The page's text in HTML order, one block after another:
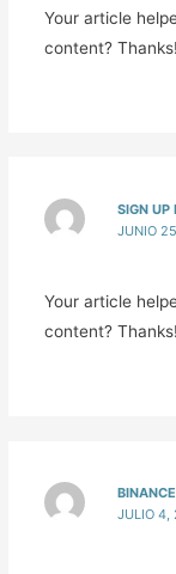
Your article
content? Thanks!
SIGN UP
JUNIO
Your article
content? Thanks!
BINANCE
JULIO 4,